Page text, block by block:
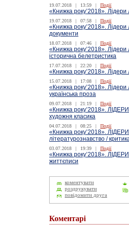
19.07.2018 | 13:59 | Події
«Книжка року’2018».
19.07.2018 | 07:58 | Події
«Книжка року’2018».
документи
18.07.2018 | 07:46 | Події
«Книжка року’2018».
історична белетристика
17.07.2018 | 22:20 | Події
«Книжка року’2018». Лідери
15.07.2018 | 17:08 | Події
«Книжка року’2018».
українська проза
09.07.2018 | 21:19 | Події
«Книжка року’2018».
художня класика
04.07.2018 | 08:25 | Події
«Книжка року’2018».
літературознавство /
03.07.2018 | 19:39 | Події
«Книжка року’2018».
життєписи
коментувати
роздрукувати
повідомити друга
Коментарі